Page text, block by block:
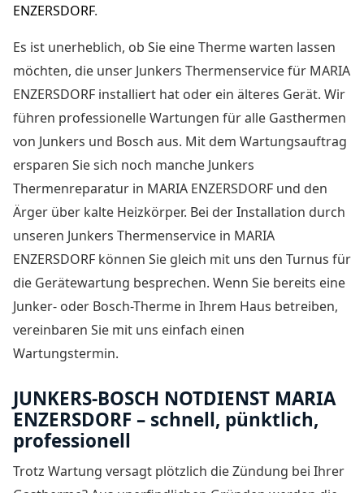
ENZERSDORF.
Es ist unerheblich, ob Sie eine Therme warten lassen
möchten, die unser Junkers Thermenservice für MARIA
ENZERSDORF installiert hat oder ein älteres Gerät. Wir
führen professionelle Wartungen für alle Gasthermen
von Junkers und Bosch aus. Mit dem Wartungsauftrag
ersparen Sie sich noch manche Junkers
Thermenreparatur in MARIA ENZERSDORF und den
Ärger über kalte Heizkörper. Bei der Installation durch
unseren Junkers Thermenservice in MARIA
ENZERSDORF können Sie gleich mit uns den Turnus für
die Gerätewartung besprechen. Wenn Sie bereits eine
Junker- oder Bosch-Therme in Ihrem Haus betreiben,
vereinbaren Sie mit uns einfach einen
Wartungstermin.
JUNKERS-BOSCH NOTDIENST MARIA
ENZERSDORF – schnell, pünktlich,
professionell
Trotz Wartung versagt plötzlich die Zündung bei Ihrer